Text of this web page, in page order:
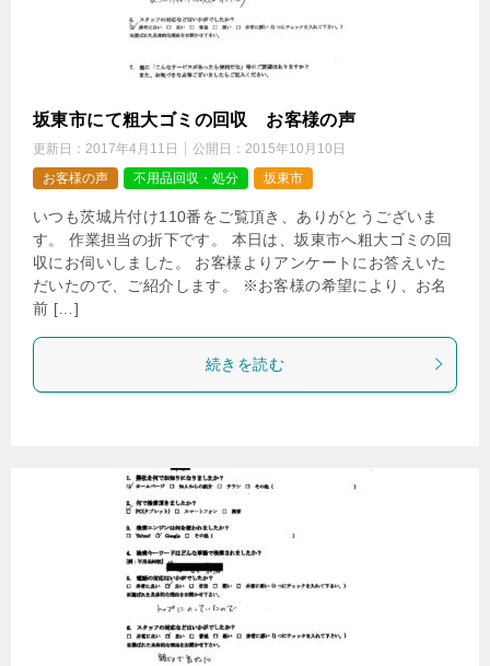
坂東市にて粗大ゴミの回収 お客様の声
更新日： 2017年4月11日 公開日： 2015年10月10日
お客様の声
不用品回収・処分 坂東市
いつも茨城片付け110番をご覧頂き、ありがとうございま
す。 作業担当の折下です。 本日は、坂東市へ粗大ゴミの回
収にお伺いしました。 お客様よりアンケートにお答えいた
だいたので、ご紹介します。 ※お客様の希望により、お名
前 […]
続きを読む